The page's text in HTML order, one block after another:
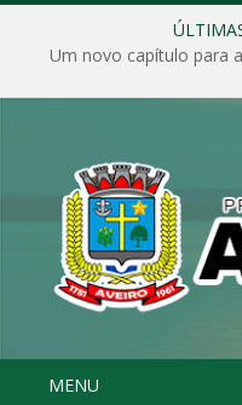
Um novo capítulo para
MENU